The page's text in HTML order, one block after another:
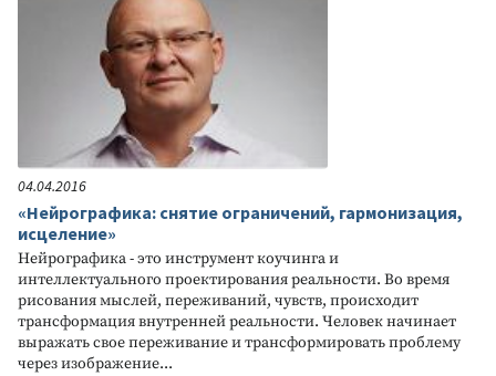
04.04.2016
«Нейрографика: снятие ограничений, гармонизация,
исцеление»
Нейрографика - это инструмент коучинга и
интеллектуального проектирования реальности. Во время
рисования мыслей, переживаний, чувств, происходит
трансформация внутренней реальности. Человек начинает
выражать свое переживание и трансформировать проблему
через изображение...